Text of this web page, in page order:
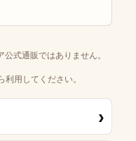
公式通販ではありません。
用してください。
›